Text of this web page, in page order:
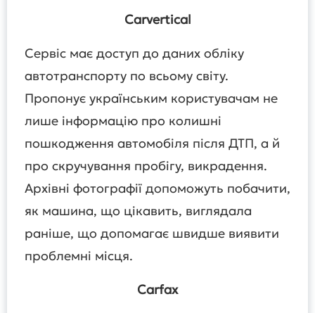
Carvertical
Сервіс має доступ до даних обліку
автотранспорту по всьому світу.
Пропонує українським користувачам не
лише інформацію про колишні
пошкодження автомобіля після ДТП, а й
про скручування пробігу, викрадення.
Архівні фотографії допоможуть побачити,
як машина, що цікавить, виглядала
раніше, що допомагає швидше виявити
проблемні місця.
Carfax